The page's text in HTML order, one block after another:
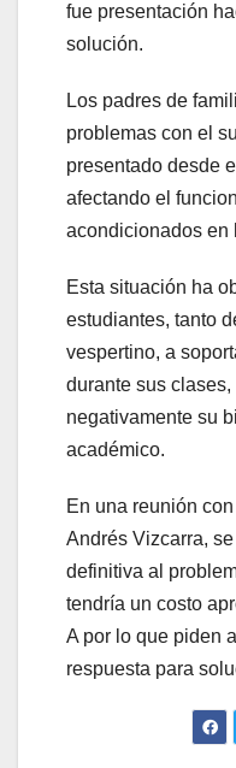
fue presentación
solución.
Los padres de
problemas con el
presentado desde
afectando el
acondicionados en
Esta situación ha
estudiantes, tanto
vespertino, a
durante sus
negativamente su
académico.
En una reunión
Andrés Vizcarra,
definitiva al
tendría un costo
A por lo que piden
respuesta para